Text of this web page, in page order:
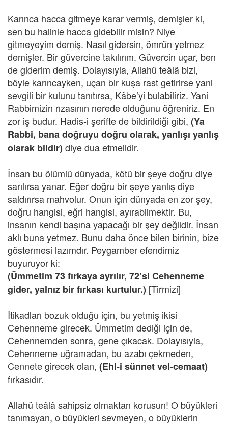
Karınca hacca gitmeye karar vermiş, demişler ki,
sen bu halinle hacca gidebilir misin? Niye
gitmeyeyim demiş. Nasıl gidersin, ömrün yetmez
demişler. Bir güvercine takılırım. Güvercin uçar, ben
de giderim demiş. Dolayısıyla, Allahü teâlâ bizi,
böyle karıncayken, uçan bir kuşa rast getirirse yani
sevgili bir kulunu tanıtırsa, Kâbe’yi bulabiliriz. Yani
Rabbimizin rızasının nerede olduğunu öğreniriz. En
zor iş budur. Hadis-i şerifte de bildirildiği gibi, (Ya
Rabbi, bana doğruyu doğru olarak, yanlışı yanlış
olarak bildir) diye dua etmelidir.
İnsan bu ölümlü dünyada, kötü bir şeye doğru diye
sarılırsa yanar. Eğer doğru bir şeye yanlış diye
saldırırsa mahvolur. Onun için dünyada en zor şey,
doğru hangisi, eğri hangisi, ayırabilmektir. Bu,
insanın kendi başına yapacağı bir şey değildir. İnsan
aklı buna yetmez. Bunu daha önce bilen birinin, bize
göstermesi lazımdır. Peygamber efendimiz
buyuruyor ki:
(Ümmetim 73 fırkaya ayrılır, 72’si Cehenneme
gider, yalnız bir fırkası kurtulur.) [Tirmizi]
İtikadları bozuk olduğu için, bu yetmiş ikisi
Cehenneme girecek. Ümmetim dediği için de,
Cehennemden sonra, gene çıkacak. Dolayısıyla,
Cehenneme uğramadan, bu azabı çekmeden,
Cennete girecek olan, (Ehl-i sünnet vel-cemaat)
fırkasıdır.
Allahü teâlâ sahipsiz olmaktan korusun! O büyükleri
tanımayan, o büyükleri sevmeyen, o büyüklerin